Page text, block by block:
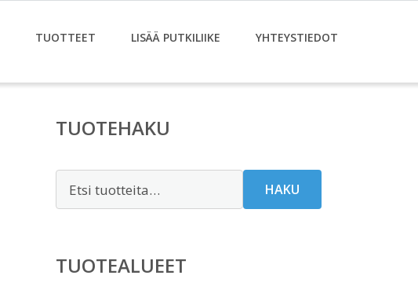
TUOTTEET LISÄÄ PUTKILIIKE YHTEYSTIEDOT
TUOTEHAKU
HAKU
TUOTEALUEET